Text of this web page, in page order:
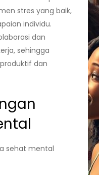
stres yang baik,
individu.
dan
sehingga
dan
sehat mental